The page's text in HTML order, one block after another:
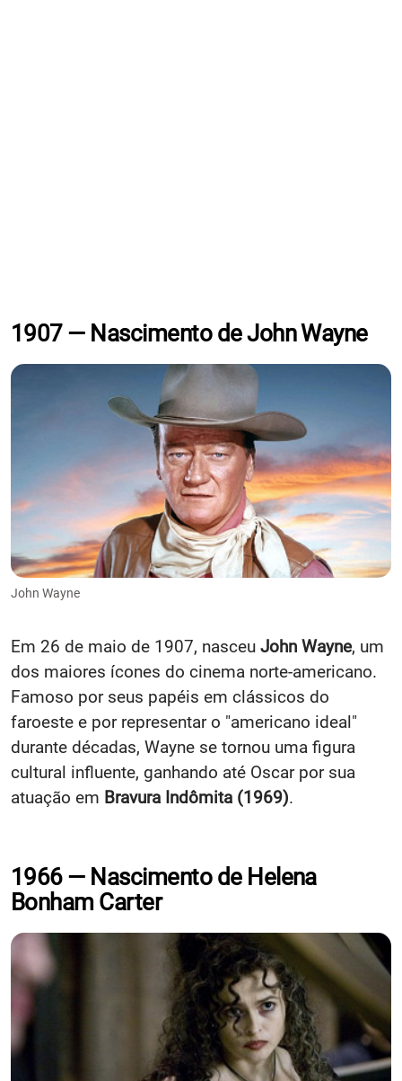
1907 — Nascimento de John Wayne
John Wayne
Em 26 de maio de 1907, nasceu John Wayne, um
dos maiores ícones do cinema norte-americano.
Famoso por seus papéis em clássicos do
faroeste e por representar o "americano ideal"
durante décadas, Wayne se tornou uma figura
cultural influente, ganhando até Oscar por sua
atuação em Bravura Indômita (1969).
1966 — Nascimento de Helena
Bonham Carter